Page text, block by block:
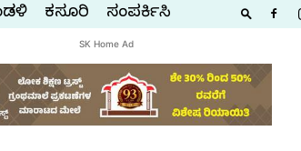
ಕಸ್ತೂರಿ ಸಂಪರ್ಕಿಸಿ
SK Home Ad